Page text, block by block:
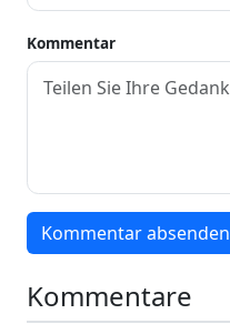
Kommentar
Kommentar absenden
Kommentare